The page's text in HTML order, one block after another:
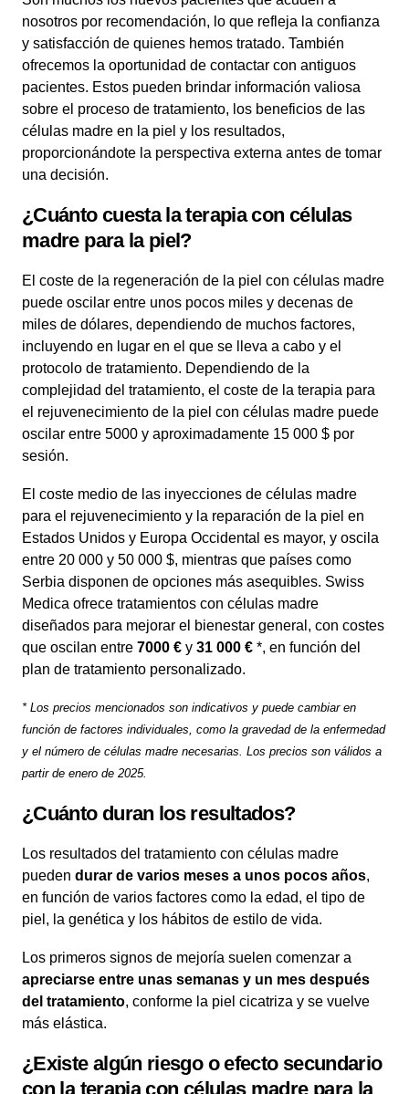
nosotros por recomendación, lo que refleja la confianza
y satisfacción de quienes hemos tratado. También
ofrecemos la oportunidad de contactar con antiguos
pacientes. Estos pueden brindar información valiosa
sobre el proceso de tratamiento, los beneficios de las
células madre en la piel y los resultados,
proporcionándote la perspectiva externa antes de tomar
una decisión.
¿Cuánto cuesta la terapia con células
madre para la piel?
El coste de la regeneración de la piel con células madre
puede oscilar entre unos pocos miles y decenas de
miles de dólares, dependiendo de muchos factores,
incluyendo en lugar en el que se lleva a cabo y el
protocolo de tratamiento. Dependiendo de la
complejidad del tratamiento, el coste de la terapia para
el rejuvenecimiento de la piel con células madre puede
oscilar entre 5000 y aproximadamente 15 000 $ por
sesión.
El coste medio de las inyecciones de células madre
para el rejuvenecimiento y la reparación de la piel en
Estados Unidos y Europa Occidental es mayor, y oscila
entre 20 000 y 50 000 $, mientras que países como
Serbia disponen de opciones más asequibles. Swiss
Medica ofrece tratamientos con células madre
diseñados para mejorar el bienestar general, con costes
que oscilan entre 7000 € y 31 000 € *, en función del
plan de tratamiento personalizado.
* Los precios mencionados son indicativos y puede cambiar en
función de factores individuales, como la gravedad de la enfermedad
y el número de células madre necesarias. Los precios son válidos a
partir de enero de 2025.
¿Cuánto duran los resultados?
Los resultados del tratamiento con células madre
pueden durar de varios meses a unos pocos años,
en función de varios factores como la edad, el tipo de
piel, la genética y los hábitos de estilo de vida.
Los primeros signos de mejoría suelen comenzar a
apreciarse entre unas semanas y un mes después
del tratamiento, conforme la piel cicatriza y se vuelve
más elástica.
¿Existe algún riesgo o efecto secundario
con la terapia con células madre para la